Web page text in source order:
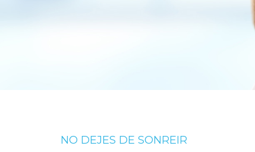
NO DEJES DE SONREIR